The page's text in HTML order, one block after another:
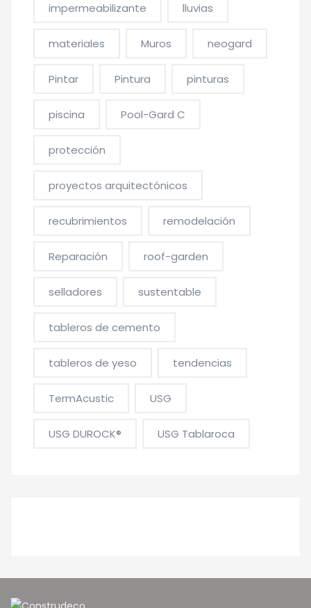
impermeabilizante lluvias
materiales Muros neogard
Pintar Pintura pinturas
piscina Pool-Gard C
protección
proyectos arquitectónicos
recubrimientos remodelación
Reparación roof-garden
selladores sustentable
tableros de cemento
tableros de yeso tendencias
TermAcustic USG
USG DUROCK® USG Tablaroca